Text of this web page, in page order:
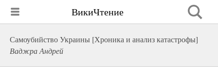
ВикиЧтение
Самоубийство Украины [Хроника и анализ катастрофы]
Ваджра Андрей